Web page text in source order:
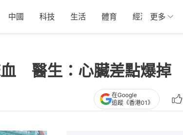
中國 科技 生活 體育 經濟 01深圳
更多
血 醫生：心臟差點爆掉
在Google
追蹤《香港01》